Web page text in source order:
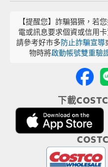
【提醒您】詐騙猖獗，若
電或訊息要求個資或信用
請參考好市多防止詐騙宣導
物時將啟動帳號雙重驗
下載